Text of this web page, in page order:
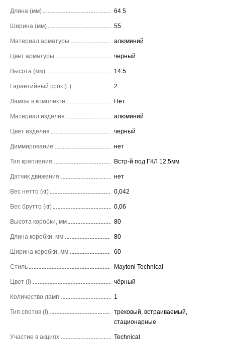
Длина (мм) 64.5
Ширина (мм) 55
Материал арматуры алюминий
Цвет арматуры черный
Высота (мм) 14.5
Гарантийный срок (г.) 2
Лампы в комплекте Нет
Материал изделия алюминий
Цвет изделия черный
Диммирование нет
Тип крепления Встр-й под ГКЛ 12,5мм
Датчик движения нет
Вес нетто (кг) 0,042
Вес брутто (кг) 0,06
Высота коробки, мм 80
Длина коробки, мм 80
Ширина коробки, мм 60
Стиль Maytoni Technical
Цвет (!) чёрный
Количество ламп 1
Тип спотов (!)
трековый, встраиваемый,
стационарные
Участие в акциях Technical